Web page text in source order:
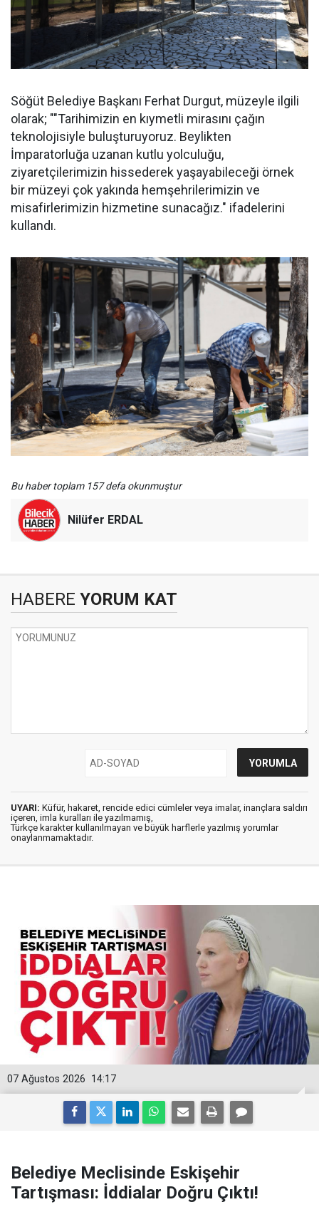
Söğüt Belediye Başkanı Ferhat Durgut, müzeyle ilgili
olarak; ""Tarihimizin en kıymetli mirasını çağın
teknolojisiyle buluşturuyoruz. Beylikten
İmparatorluğa uzanan kutlu yolculuğu,
ziyaretçilerimizin hissederek yaşayabileceği örnek
bir müzeyi çok yakında hemşehrilerimizin ve
misafirlerimizin hizmetine sunacağız." ifadelerini
kullandı.
Bu haber toplam 157 defa okunmuştur
Nilüfer ERDAL
HABERE YORUM KAT
UYARI: Küfür, hakaret, rencide edici cümleler veya imalar, inançlara saldırı
içeren, imla kuralları ile yazılmamış,
Türkçe karakter kullanılmayan ve büyük harflerle yazılmış yorumlar
onaylanmamaktadır.
14:17
07 Ağustos 2026
Belediye Meclisinde Eskişehir
Tartışması: İddialar Doğru Çıktı!